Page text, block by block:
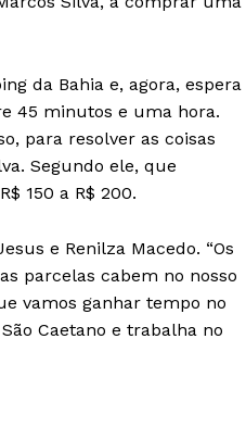
da Bahia e, agora, espera
45 minutos e uma hora.
para resolver as coisas
Segundo ele, que
150 a R$ 200.
e Renilza Macedo. “Os
parcelas cabem no nosso
vamos ganhar tempo no
Caetano e trabalha no